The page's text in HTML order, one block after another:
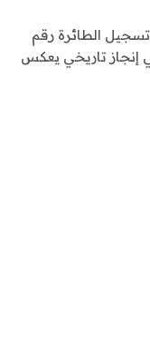
تسجيل الطائرة رقم
إنجاز تاريخي يعكس